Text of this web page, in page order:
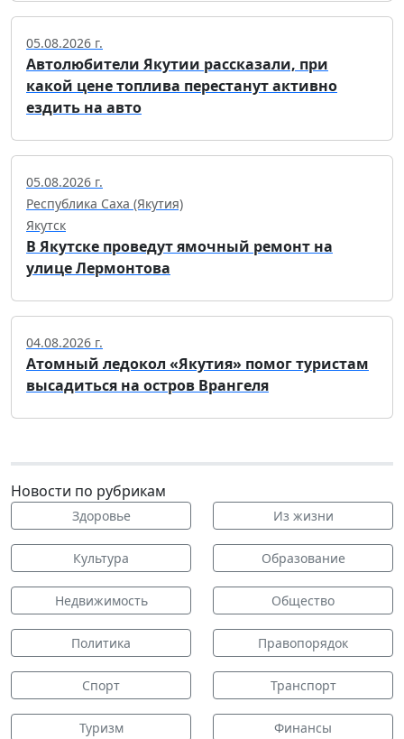
05.08.2026 г.
Автолюбители Якутии рассказали, при
какой цене топлива перестанут активно
ездить на авто
05.08.2026 г.
Республика Саха (Якутия)
Якутск
В Якутске проведут ямочный ремонт на
улице Лермонтова
04.08.2026 г.
Атомный ледокол «Якутия» помог туристам
высадиться на остров Врангеля
Новости по рубрикам
Здоровье Из жизни
Культура Образование
Недвижимость Общество
Политика Правопорядок
Спорт Транспорт
Туризм Финансы